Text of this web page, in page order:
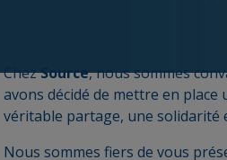
ChezSource, nous sommes
avons décidé de mettre en
véritable partage, une
Nous sommes fiers de vous